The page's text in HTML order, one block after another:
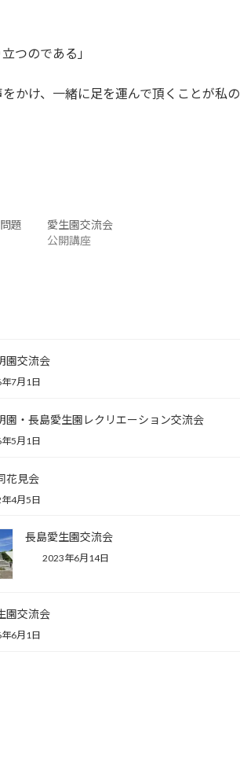
つのである」
かけ、一緒に足を運んで頂くことが私の
題
愛生園交流会
公開講座
園交流会
7月1日
園・長島愛生園レクリエーション交流会
5月1日
花見会
4月5日
長島愛生園交流会
2023年6月14日
園交流会
6月1日